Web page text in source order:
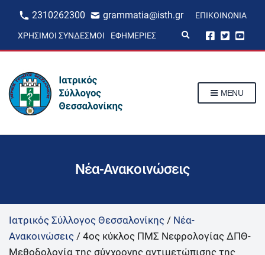
2310262300 grammatia@isth.gr ΕΠΙΚΟΙΝΩΝΊΑ
ΧΡΉΣΙΜΟΙ ΣΎΝΔΕΣΜΟΙ ΕΦΗΜΕΡΊΕΣ
p
m
MENU
Νέα-Ανακοινώσεις
Ιατρικός Σύλλογος Θεσσαλονίκης / Νέα-
Ανακοινώσεις / 4ος κύκλος ΠΜΣ Νεφρολογίας ΔΠΘ-
Μεθοδολογία της σύγχρονης αντιμετώπισης της